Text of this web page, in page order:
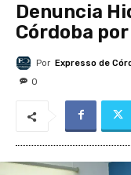
Denuncia
Córdoba
Por Expresso de
0